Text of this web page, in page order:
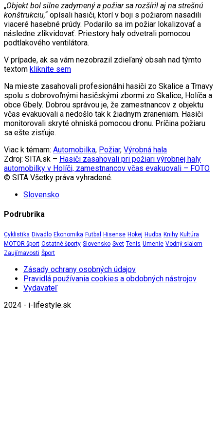
„Objekt bol silne zadymený a požiar sa rozšíril aj na strešnú
konštrukciu,“ opísali hasiči, ktorí v boji s požiarom nasadili
viaceré hasebné prúdy. Podarilo sa im požiar lokalizovať a
následne zlikvidovať. Priestory haly odvetrali pomocou
podtlakového ventilátora.
V prípade, ak sa vám nezobrazil zdieľaný obsah nad týmto
textom kliknite sem
Na mieste zasahovali profesionálni hasiči zo Skalice a Trnavy
spolu s dobrovoľnými hasičskými zbormi zo Skalice, Holíča a
obce Gbely. Dobrou správou je, že zamestnancov z objektu
včas evakuovali a nedošlo tak k žiadnym zraneniam. Hasiči
monitorovali skryté ohniská pomocou dronu. Príčina požiaru
sa ešte zisťuje.
Viac k témam: Automobilka, Požiar, Výrobná hala
Zdroj: SITA.sk – Hasiči zasahovali pri požiari výrobnej haly
automobilky v Holíči, zamestnancov včas evakuovali – FOTO
© SITA Všetky práva vyhradené.
Slovensko
Podrubrika
Cyklistika Divadlo Ekonomika Futbal Hisense Hokej Hudba Knihy Kultúra
MOTOR šport Ostatné športy Slovensko Svet Tenis Umenie Vodný slalom
Zaujímavosti Šport
Zásady ochrany osobných údajov
Pravidlá používania cookies a obdobných nástrojov
Vydavateľ
2024 - i-lifestyle.sk